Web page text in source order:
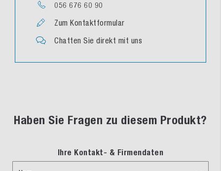
056 676 60 90
Zum Kontaktformular
Chatten Sie direkt mit uns
Haben Sie Fragen zu diesem Produkt?
Ihre Kontakt- & Firmendaten